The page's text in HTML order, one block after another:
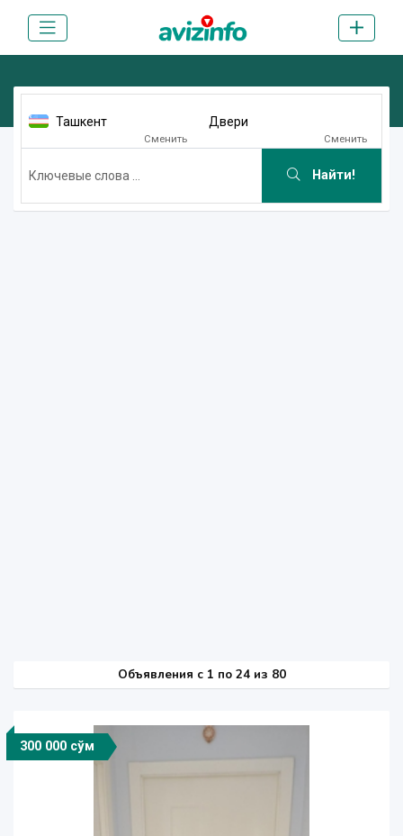
Ташкент
Сменить
Двери
Сменить
Найти!
Объявления c 1 по 24 из 80
300 000 сўм